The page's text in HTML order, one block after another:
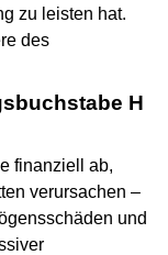
zu leisten hat.
des
H
finanziell ab,
verursachen –
und